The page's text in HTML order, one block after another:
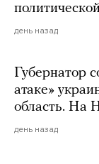
день назад
Губернатор
атаке»
область. На
день назад